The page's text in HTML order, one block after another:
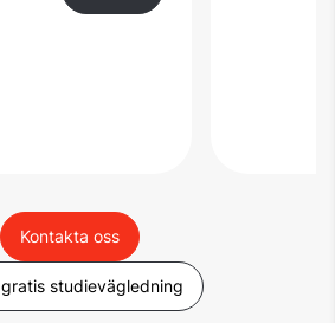
Kontakta oss
studievägledning